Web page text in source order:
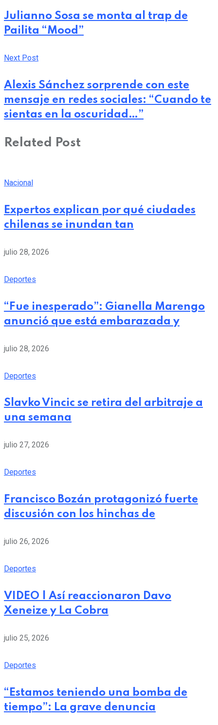
Julianno Sosa se monta al trap de
Pailita “Mood”
Next Post
Alexis Sánchez sorprende con este
mensaje en redes sociales: “Cuando te
sientas en la oscuridad…”
Related Post
Nacional
Expertos explican por qué ciudades
chilenas se inundan tan
julio 28, 2026
Deportes
“Fue inesperado”: Gianella Marengo
anunció que está embarazada y
julio 28, 2026
Deportes
Slavko Vincic se retira del arbitraje a
una semana
julio 27, 2026
Deportes
Francisco Bozán protagonizó fuerte
discusión con los hinchas de
julio 26, 2026
Deportes
VIDEO | Así reaccionaron Davo
Xeneize y La Cobra
julio 25, 2026
Deportes
“Estamos teniendo una bomba de
tiempo”: La grave denuncia